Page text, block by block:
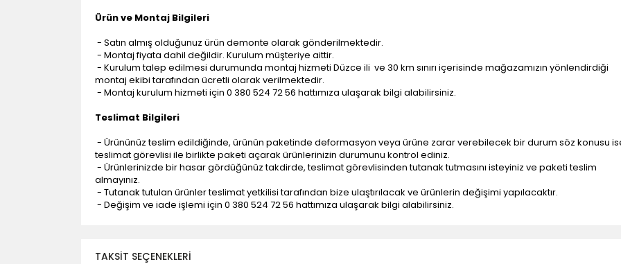
Ürün ve Montaj Bilgileri
- Satın almış olduğunuz ürün demonte olarak gönderilmektedir.
- Montaj fiyata dahil değildir. Kurulum müşteriye aittir.
- Kurulum talep edilmesi durumunda montaj hizmeti Düzce ili ve 30 km sınırı içerisinde mağazamızın yönlendirdiği
montaj ekibi tarafından ücretli olarak verilmektedir.
- Montaj kurulum hizmeti için 0 380 524 72 56 hattımıza ulaşarak bilgi alabilirsiniz.
Teslimat Bilgileri
- Ürününüz teslim edildiğinde, ürünün paketinde deformasyon veya ürüne zarar verebilecek bir durum söz konusu
teslimat görevlisi ile birlikte paketi açarak ürünlerinizin durumunu kontrol ediniz.
- Ürünlerinizde bir hasar gördüğünüz takdirde, teslimat görevlisinden tutanak tutmasını isteyiniz ve paketi teslim
almayınız.
- Tutanak tutulan ürünler teslimat yetkilisi tarafından bize ulaştırılacak ve ürünlerin değişimi yapılacaktır.
- Değişim ve iade işlemi için 0 380 524 72 56 hattımıza ulaşarak bilgi alabilirsiniz.
TAKSIT SEÇENEKLERI